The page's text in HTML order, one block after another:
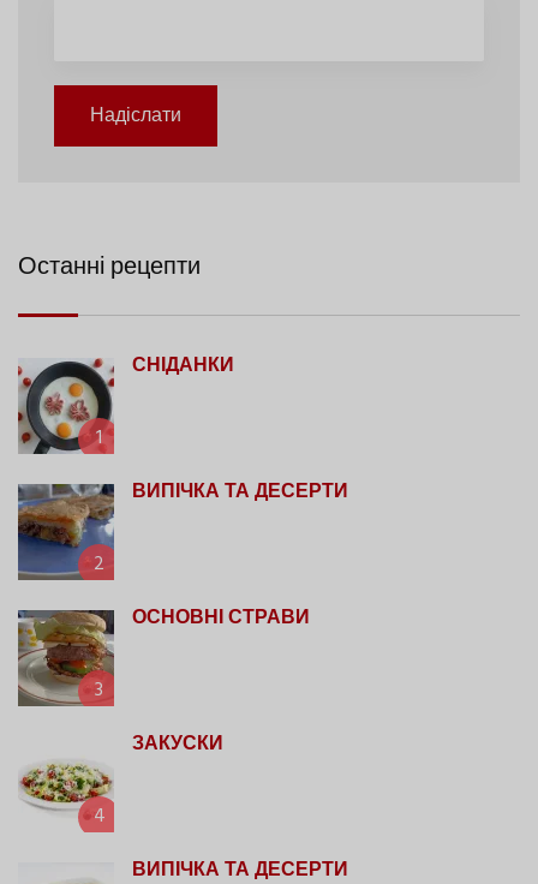
Надіслати
Останні рецепти
1
СНІДАНКИ
2
ВИПІЧКА ТА ДЕСЕРТИ
3
ОСНОВНІ СТРАВИ
4
ЗАКУСКИ
ВИПІЧКА ТА ДЕСЕРТИ